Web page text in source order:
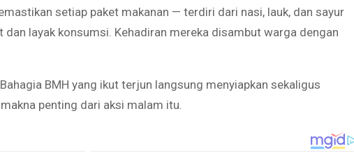
setiap paket makanan — terdiri dari nasi, lauk, dan sayur
layak konsumsi. Kehadiran mereka disambut warga dengan
BMH yang ikut terjun langsung menyiapkan sekaligus
penting dari aksi malam itu.